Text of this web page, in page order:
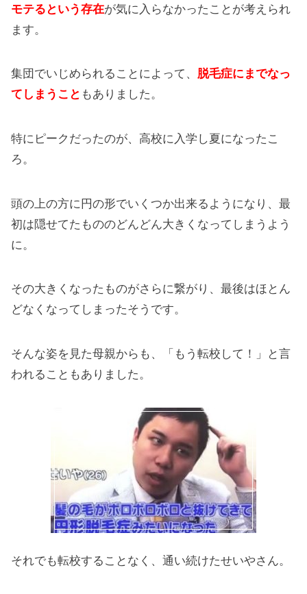
モテるという存在が気に入らなかったことが考えられ
ます。
集団でいじめられることによって、 脱毛症にまでなっ
てしまうこと もありました。
特にピークだったのが、高校に入学し夏になったこ
ろ。
頭の上の方に円の形でいくつか出来るようになり、最
初は隠せてたもののどんどん大きくなってしまうよう
に。
その大きくなったものがさらに繋がり、最後はほとん
どなくなってしまったそうです。
そんな姿を見た母親からも、「もう転校して！」と言
われることもありました。
それでも転校することなく、通い続けたせいやさん。